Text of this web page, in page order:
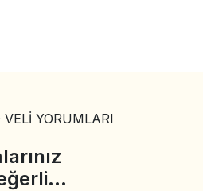
VELİ YORUMLARI